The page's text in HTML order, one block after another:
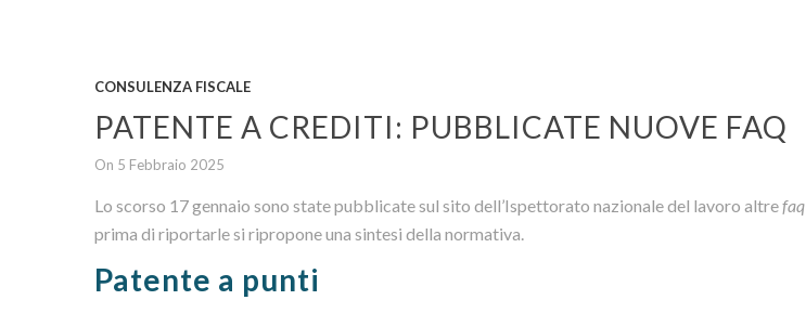
CONSULENZA FISCALE
PATENTE A CREDITI: PUBBLICATE NUOVE FAQ
On 5 Febbraio 2025
Lo scorso 17 gennaio sono state pubblicate sul sito dell’Ispettorato nazionale del lavoro altrefaq
prima di riportarle si ripropone una sintesi della normativa.
Patente a punti